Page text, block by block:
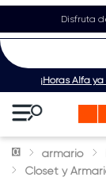
Disfruta
¡Horas Alfa
armario
Closet y